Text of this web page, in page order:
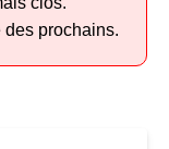
prochains.